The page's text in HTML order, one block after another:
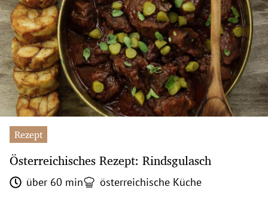
Rezept
Österreichisches Rezept: Rindsgulasch
über 60 min österreichische Küche